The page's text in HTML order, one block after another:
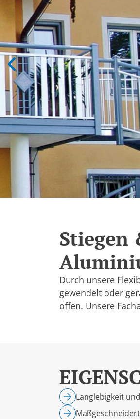
Stiegen
Durch unsere
gewendelt oder
offen. Unsere
Langlebigkeit